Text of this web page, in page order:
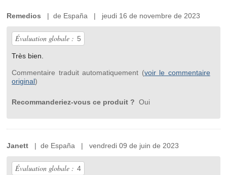
Remedios | de España | jeudi 16 de novembre de 2023
Évaluation globale : 5
Très bien.
Commentaire traduit automatiquement (voir le commentaire
original)
Recommanderiez-vous ce produit ? Oui
Janett | de España | vendredi 09 de juin de 2023
Évaluation globale : 4